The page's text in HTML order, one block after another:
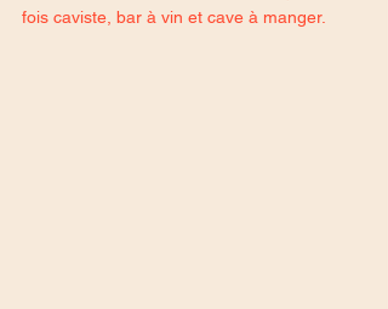
fois caviste, bar à vin et cave à manger.